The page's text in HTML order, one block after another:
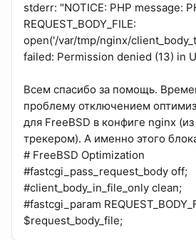
stderr: "NOTICE: PHP message:
REQUEST_BODY_FILE:
open('/var/tmp/nginx/
failed: Permission denied (13) in
Всем спасибо за помощь.
проблему отключением
для FreeBSD в конфиге nginx (из
трекером). А именно этого
# FreeBSD Optimization
#fastcgi_pass_request_body off;
#client_body_in_file_only clean;
#fastcgi_param
$request_body_file;